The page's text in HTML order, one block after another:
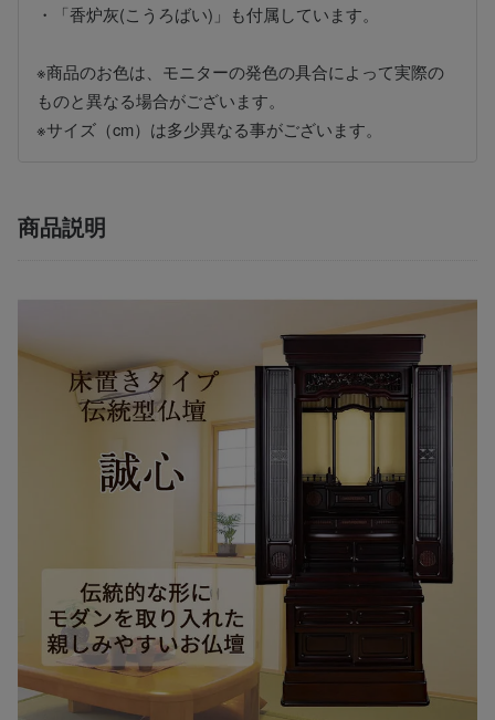
・「香炉灰(こうろばい)」も付属しています。
※商品のお色は、モニターの発色の具合によって実際の
ものと異なる場合がございます。
※サイズ（cm）は多少異なる事がございます。
商品説明